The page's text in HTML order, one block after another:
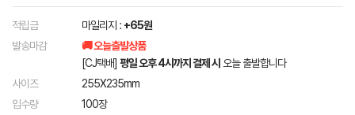
적립금 마일리지 : +65원
발송마감
🚚 오늘출발상품
[CJ택배] 평일 오후 4시까지 결제 시 오늘 출발합니다
사이즈
255X235mm
입수량
100장